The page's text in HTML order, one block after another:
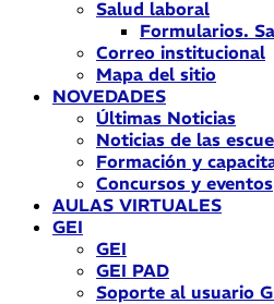
Salud laboral
Formularios.
Correo institucional
Mapa del sitio
NOVEDADES
Últimas Noticias
Noticias de las
Formación y
Concursos y eventos
AULAS VIRTUALES
GEI
GEI
GEI PAD
Soporte al usuario